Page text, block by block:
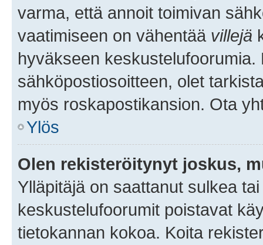
varma, että annoit toimivan
vaatimiseen on vähentää villejä
hyväkseen
sähköpostiosoitteen, olet
myös roskapostikansion. Ota
Ylös
Olen rekisteröitynyt joskus,
Ylläpitäjä on saattanut sulkea
keskustelufoorumit poistavat
tietokannan kokoa. Koita